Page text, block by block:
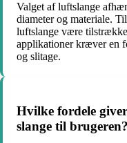
Valget af luftslange
diameter og materiale.
luftslange være
applikationer kræver en
og slitage.
Hvilke fordele
slange til brugeren?